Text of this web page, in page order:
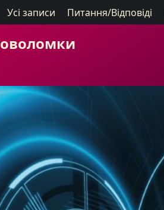
Усі записи Питання/Відповіді